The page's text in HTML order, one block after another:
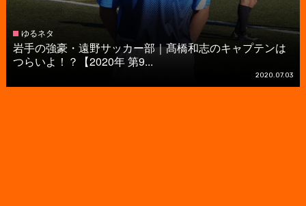
ゆるネタ
岩手の強豪・遠野サッカー部｜髙橋和志のキャプテンは
つらいよ！？【2020年 第9...
2020.07.03